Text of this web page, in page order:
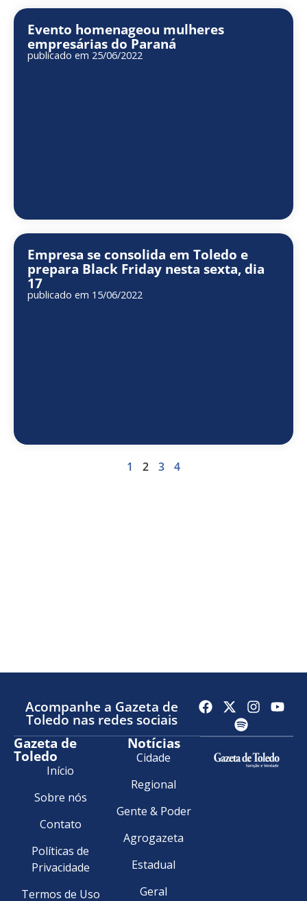
Evento homenageou mulheres
empresárias do Paraná
publicado em 25/06/2022
Empresa se consolida em Toledo e
prepara Black Friday nesta sexta, dia
17
publicado em 15/06/2022
1 2 3 4
Acompanhe a Gazeta de
Toledo nas redes sociais
Gazeta de
Toledo
Início
Sobre nós
Contato
Políticas de
Privacidade
Termos de Uso
Notícias
Cidade
Regional
Gente & Poder
Agrogazeta
Estadual
Geral